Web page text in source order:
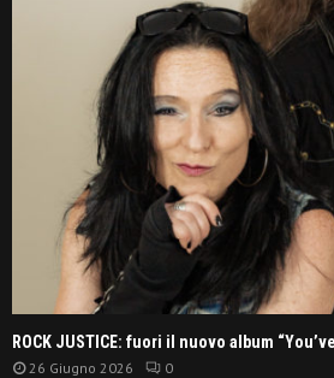
ROCK JUSTICE: fuori il nuovo album
26 Giugno 2026 0